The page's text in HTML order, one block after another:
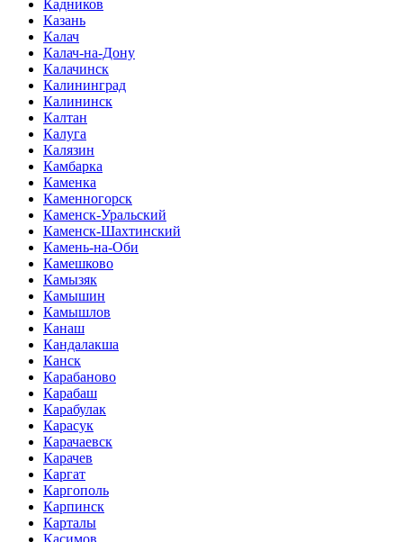
Кадников
Казань
Калач
Калач-на-Дону
Калачинск
Калининград
Калининск
Калтан
Калуга
Калязин
Камбарка
Каменка
Каменногорск
Каменск-Уральский
Каменск-Шахтинский
Камень-на-Оби
Камешково
Камызяк
Камышин
Камышлов
Канаш
Кандалакша
Канск
Карабаново
Карабаш
Карабулак
Карасук
Карачаевск
Карачев
Каргат
Каргополь
Карпинск
Карталы
Касимов